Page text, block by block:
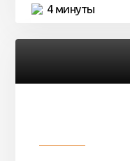
4 минуты